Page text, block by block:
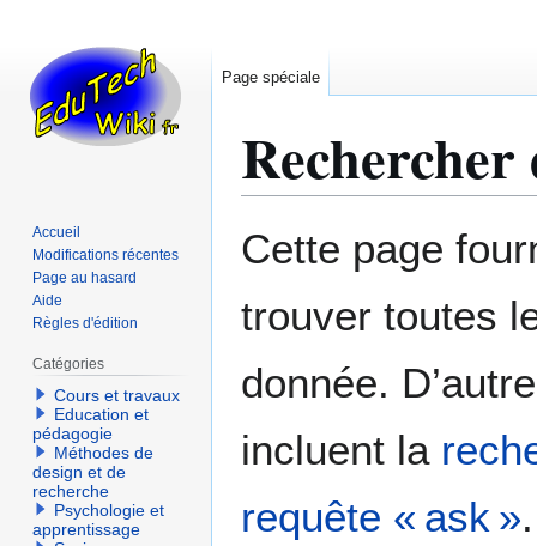
Rechercher
à
navigation
à
recherche
Cette page
trouver toutes
donnée.
incluent la
requête « ask ».
Page spéciale
Accueil
Modifications récentes
Page au hasard
Aide
Règles d'édition
Catégories
Cours et travaux
Education et
pédagogie
Méthodes de
design et de
recherche
Psychologie et
apprentissage